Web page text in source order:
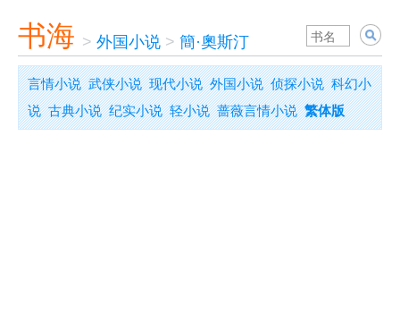
书海 > 外国小说 > 簡·奧斯汀
言情小说 武侠小说 现代小说 外国小说 侦探小说 科幻小
说 古典小说 纪实小说 轻小说 蔷薇言情小说 繁体版